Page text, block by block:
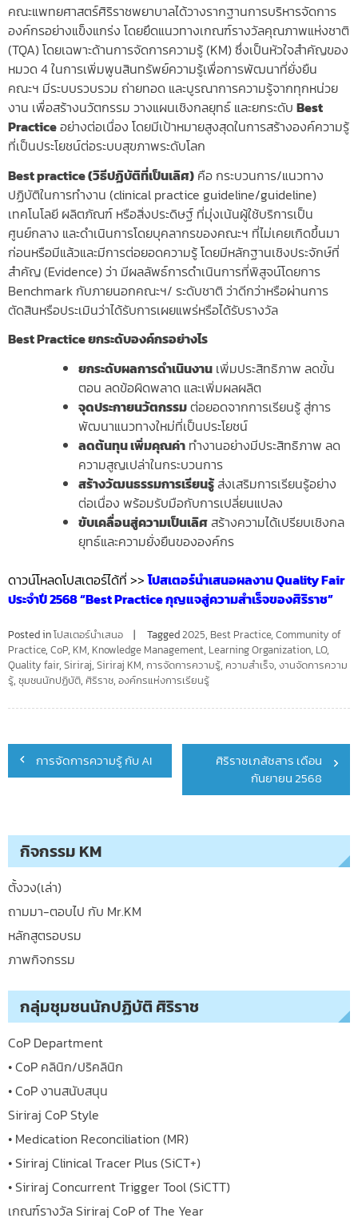
คณะแพทยศาสตร์ศิริราชพยาบาลได้วางรากฐานการบริหารจัดการ
องค์กรอย่างแข็งแกร่ง โดยยึดแนวทางเกณฑ์รางวัลคุณภาพแห่งชาติ
(TQA) โดยเฉพาะด้านการจัดการความรู้ (KM) ซึ่งเป็นหัวใจสำคัญของ
หมวด 4 ในการเพิ่มพูนสินทรัพย์ความรู้เพื่อการพัฒนาที่ยั่งยืน
คณะฯ มีระบบรวบรวม ถ่ายทอด และบูรณาการความรู้จากทุกหน่วย
งาน เพื่อสร้างนวัตกรรม วางแผนเชิงกลยุทธ์ และยกระดับ Best
Practiceอย่างต่อเนื่อง โดยมีเป้าหมายสูงสุดในการสร้างองค์ความรู้
ที่เป็นประโยชน์ต่อระบบสุขภาพระดับโลก
Best practice (วิธีปฏิบัติที่เป็นเลิศ) คือ กระบวนการ/แนวทาง
ปฏิบัติในการทำงาน (clinical practice guideline/guideline)
เทคโนโลยี ผลิตภัณฑ์ หรือสิ่งประดิษฐ์ ที่มุ่งเน้นผู้ใช้บริการเป็น
ศูนย์กลาง และดำเนินการโดยบุคลากรของคณะฯ ที่ไม่เคยเกิดขึ้นมา
ก่อนหรือมีแล้วและมีการต่อยอดความรู้ โดยมีหลักฐานเชิงประจักษ์ที่
สำคัญ (Evidence) ว่า มีผลลัพธ์การดำเนินการที่พิสูจน์โดยการ
Benchmark กับภายนอกคณะฯ/ ระดับชาติ ว่าดีกว่าหรือผ่านการ
ตัดสินหรือประเมินว่าได้รับการเผยแพร่หรือได้รับรางวัล
Best Practice ยกระดับองค์กรอย่างไร
ยกระดับผลการดำเนินงาน เพิ่มประสิทธิภาพ ลดขั้น
ตอน ลดข้อผิดพลาด และเพิ่มผลผลิต
จุดประกายนวัตกรรมต่อยอดจากการเรียนรู้ สู่การ
พัฒนาแนวทางใหม่ที่เป็นประโยชน์
ลดต้นทุน เพิ่มคุณค่า ทำงานอย่างมีประสิทธิภาพ ลด
ความสูญเปล่าในกระบวนการ
สร้างวัฒนธรรมการเรียนรู้ส่งเสริมการเรียนรู้อย่าง
ต่อเนื่อง พร้อมรับมือกับการเปลี่ยนแปลง
ขับเคลื่อนสู่ความเป็นเลิศสร้างความได้เปรียบเชิงกล
ยุทธ์และความยั่งยืนขององค์กร
ดาวน์โหลดโปสเตอร์ได้ที่ >>โปสเตอร์นำเสนอผลงาน Quality Fair
ประจำปี 2568 “Best Practice กุญแจสู่ความสำเร็จของศิริราช”
Posted inโปสเตอร์นำเสนอ Tagged2025, Best Practice, Community of
Practice, CoP, KM, Knowledge Management, Learning Organization, LO,
Quality fair, Siriraj, Siriraj KM, การจัดการความรู้, ความสำเร็จ, งานจัดการความ
รู้, ชุมชนนักปฏิบัติ, ศิริราช, องค์กรแห่งการเรียนรู้
Post
navigation
การจัดการความรู้ กับ AI
ศิริราชเภสัชสาร เดือน
กันยายน 2568
กิจกรรม KM
ตั้งวง(เล่า)
ถามมา-ตอบไป กับ Mr.KM
หลักสูตรอบรม
ภาพกิจกรรม
กลุ่มชุมชนนักปฏิบัติ ศิริราช
CoP Department
• CoP คลินิก/ปริคลินิก
• CoP งานสนับสนุน
Siriraj CoP Style
• Medication Reconciliation (MR)
• Siriraj Clinical Tracer Plus (SiCT+)
• Siriraj Concurrent Trigger Tool (SiCTT)
เกณฑ์รางวัล Siriraj CoP of The Year